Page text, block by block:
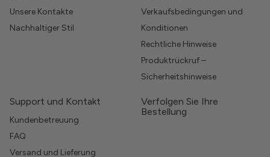
Unsere Kontakte
Nachhaltiger Stil
Verkaufsbedingungen und
Konditionen
Rechtliche Hinweise
Produktrückruf –
Sicherheitshinweise
Support und Kontakt
Kundenbetreuung
FAQ
Versand und Lieferung
Verfolgen Sie Ihre
Bestellung